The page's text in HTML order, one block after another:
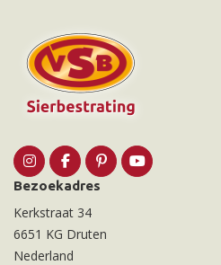
Bezoekadres
Kerkstraat 34
6651 KG Druten
Nederland